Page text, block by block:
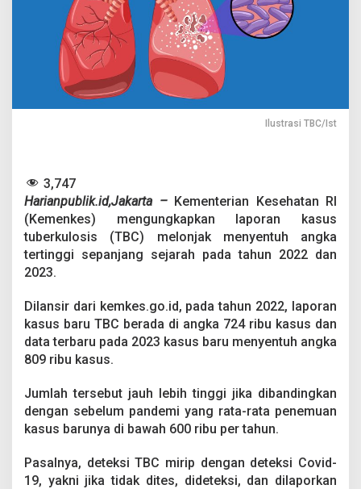
I
n
d
o
n
e
s
B
C
Ilustrasi TBC/Ist
3,747
Harianpublik.id,Jakarta – Kementerian Kesehatan RI
(Kemenkes) mengungkapkan laporan kasus
tuberkulosis (TBC) melonjak menyentuh angka
tertinggi sepanjang sejarah pada tahun 2022 dan
2023.
Dilansir dari kemkes.go.id, pada tahun 2022, laporan
kasus baru TBC berada di angka 724 ribu kasus dan
data terbaru pada 2023 kasus baru menyentuh angka
809 ribu kasus.
Jumlah tersebut jauh lebih tinggi jika dibandingkan
dengan sebelum pandemi yang rata-rata penemuan
kasus barunya di bawah 600 ribu per tahun.
Pasalnya, deteksi TBC mirip dengan deteksi Covid-
19, yakni jika tidak dites, dideteksi, dan dilaporkan